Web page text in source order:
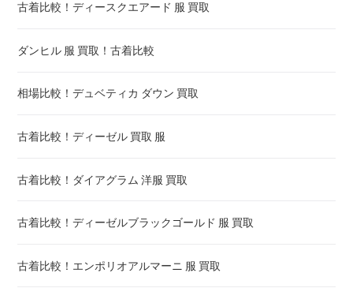
古着比較！ディースクエアード 服 買取
ダンヒル 服 買取！古着比較
相場比較！デュベティカ ダウン 買取
古着比較！ディーゼル 買取 服
古着比較！ダイアグラム 洋服 買取
古着比較！ディーゼルブラックゴールド 服 買取
古着比較！エンポリオアルマーニ 服 買取